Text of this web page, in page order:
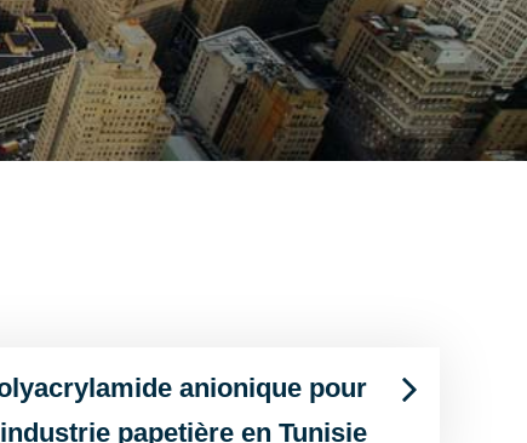
anionique pour
papetière en Tunisie